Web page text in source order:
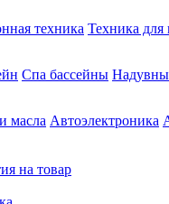
техника Техника для
Спа бассейны
масла Автоэлектроника
на товар